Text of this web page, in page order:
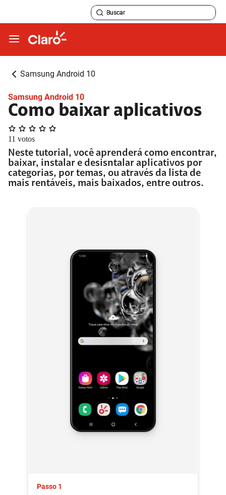
Samsung Android 10
Samsung Android 10
Como baixar aplicativos
11 votos
Neste tutorial, você aprenderá como encontrar,
baixar, instalar e desisntalar aplicativos por
categorias, por temas, ou através da lista de
mais rentáveis, mais baixados, entre outros.
Passo 1